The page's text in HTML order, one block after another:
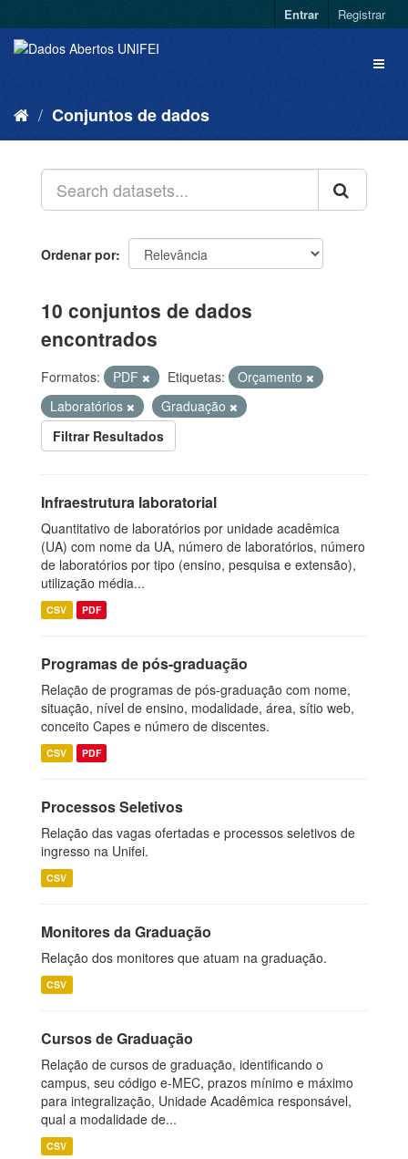
Entrar Registrar
Conjuntos de dados
Ordenar por
10 conjuntos de dados
encontrados
Formatos: PDF Etiquetas:
Orçamento
Laboratórios
Graduação
Filtrar Resultados
Infraestrutura laboratorial
Quantitativo de laboratórios por unidade acadêmica
(UA) com nome da UA, número de laboratórios, número
de laboratórios por tipo (ensino, pesquisa e extensão),
utilização média...
CSV PDF
Programas de pós-graduação
Relação de programas de pós-graduação com nome,
situação, nível de ensino, modalidade, área, sítio web,
conceito Capes e número de discentes.
CSV PDF
Processos Seletivos
Relação das vagas ofertadas e processos seletivos de
ingresso na Unifei.
CSV
Monitores da Graduação
Relação dos monitores que atuam na graduação.
CSV
Cursos de Graduação
Relação de cursos de graduação, identificando o
campus, seu código e-MEC, prazos mínimo e máximo
para integralização, Unidade Acadêmica responsável,
qual a modalidade de...
CSV